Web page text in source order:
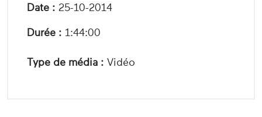
Date : 25-10-2014
Durée : 1:44:00
Type de média : Vidéo